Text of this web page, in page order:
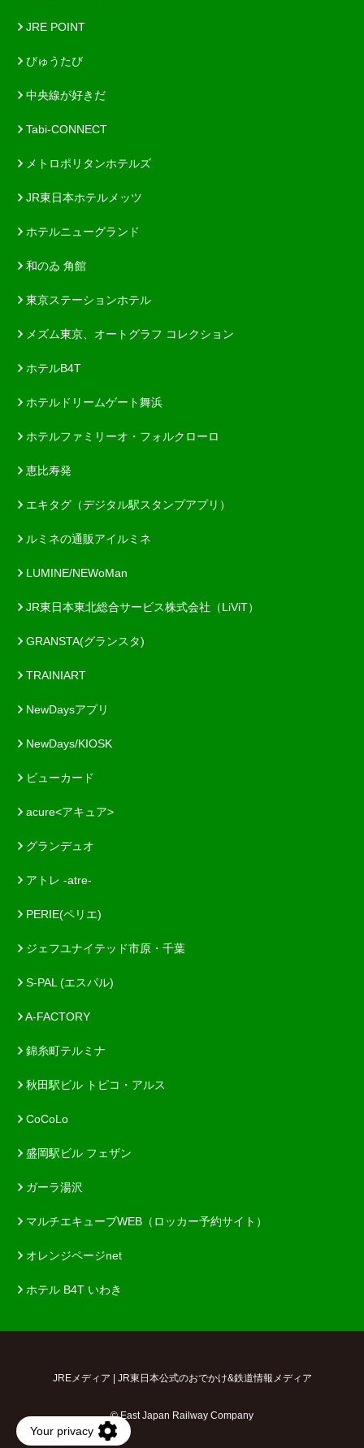
JRE POINT
びゅうたび
中央線が好きだ
Tabi-CONNECT
メトロポリタンホテルズ
JR東日本ホテルメッツ
ホテルニューグランド
和のゐ 角館
東京ステーションホテル
メズム東京、オートグラフ コレクション
ホテルB4T
ホテルドリームゲート舞浜
ホテルファミリーオ・フォルクローロ
恵比寿発
エキタグ（デジタル駅スタンプアプリ）
ルミネの通販アイルミネ
LUMINE/NEWoMan
JR東日本東北総合サービス株式会社（LiViT）
GRANSTA(グランスタ)
TRAINIART
NewDaysアプリ
NewDays/KIOSK
ビューカード
acure<アキュア>
グランデュオ
アトレ -atre-
PERIE(ペリエ)
ジェフユナイテッド市原・千葉
S-PAL (エスパル)
A-FACTORY
錦糸町テルミナ
秋田駅ビル トピコ・アルス
CoCoLo
盛岡駅ビル フェザン
ガーラ湯沢
マルチエキューブWEB（ロッカー予約サイト）
オレンジページnet
ホテル B4T いわき
JREメディア | JR東日本公式のおでかけ&鉄道情報メディア
© East Japan Railway Company